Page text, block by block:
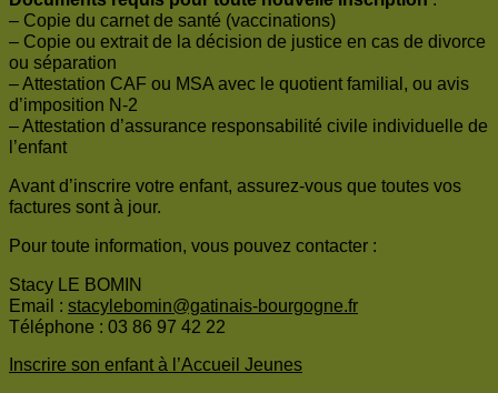
– Copie du carnet de santé (vaccinations)
– Copie ou extrait de la décision de justice en cas de divorce
ou séparation
– Attestation CAF ou MSA avec le quotient familial, ou avis
d’imposition N-2
– Attestation d’assurance responsabilité civile individuelle de
l’enfant
Avant d’inscrire votre enfant, assurez-vous que toutes vos
factures sont à jour.
Pour toute information, vous pouvez contacter :
Stacy LE BOMIN
Email : stacylebomin@gatinais-bourgogne.fr
Téléphone : 03 86 97 42 22
Inscrire son enfant à l’Accueil Jeunes